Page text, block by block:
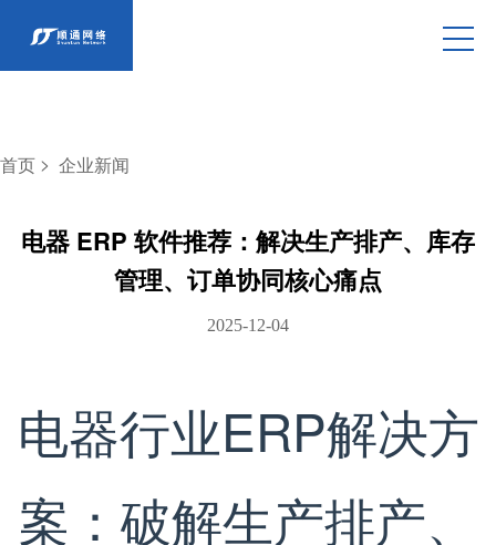
首页 > 企业新闻
电器 ERP 软件推荐：解决生产排产、库存
管理、订单协同核心痛点
2025-12-04
电器行业ERP解决方
案：破解生产排产、